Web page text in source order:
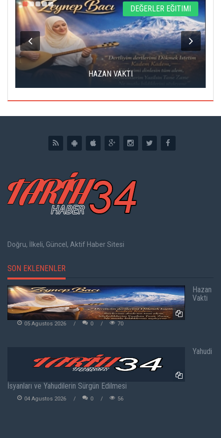
DEĞERLER EĞITIMI
HAZAN VAKTI
Doğru, İlkeli, Güncel, Aktif Haber Sitesi
SON EKLENENLER
Hazan
Vakti
05 Agustos 2026 0 70
Yahudi
İsyanları ve Yahudilerin Sürgün Edilmesi
04 Agustos 2026 0 56